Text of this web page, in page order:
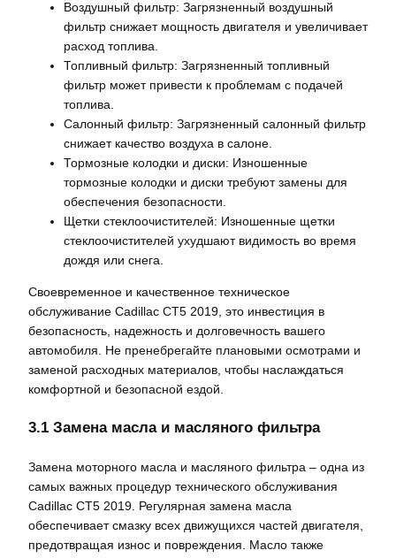
Воздушный фильтр: Загрязненный воздушный
фильтр снижает мощность двигателя и увеличивает
расход топлива.
Топливный фильтр: Загрязненный топливный
фильтр может привести к проблемам с подачей
топлива.
Салонный фильтр: Загрязненный салонный фильтр
снижает качество воздуха в салоне.
Тормозные колодки и диски: Изношенные
тормозные колодки и диски требуют замены для
обеспечения безопасности.
Щетки стеклоочистителей: Изношенные щетки
стеклоочистителей ухудшают видимость во время
дождя или снега.
Своевременное и качественное техническое
обслуживание Cadillac CT5 2019, это инвестиция в
безопасность, надежность и долговечность вашего
автомобиля. Не пренебрегайте плановыми осмотрами и
заменой расходных материалов, чтобы наслаждаться
комфортной и безопасной ездой.
3.1 Замена масла и масляного фильтра
Замена моторного масла и масляного фильтра – одна из
самых важных процедур технического обслуживания
Cadillac CT5 2019. Регулярная замена масла
обеспечивает смазку всех движущихся частей двигателя,
предотвращая износ и повреждения. Масло также